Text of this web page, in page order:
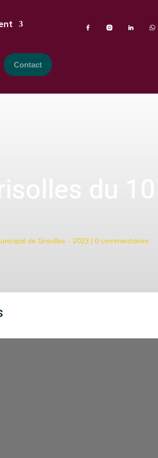
Contact
de Grisolles - 2023 | 0 commentaires